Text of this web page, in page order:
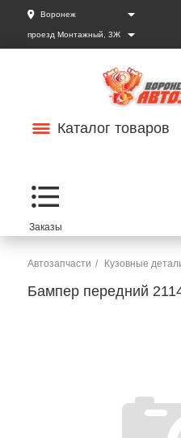
Воронеж
проезд Монтажный, 3Ж
Каталог товаров
Автозапчасти Кузовные
Бампер передний